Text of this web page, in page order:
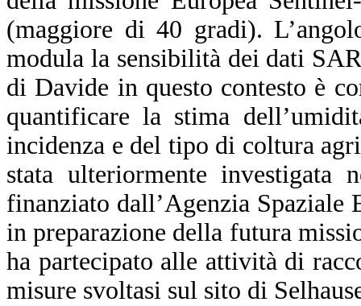
(maggiore di 40 gradi).
modula la sensibilità dei dati
di Davide in questo contesto è
quantificare la stima
incidenza e del tipo di coltura
stata ulteriormente investigata
finanziato dall’Agenzia Spaziale
in preparazione della futura
ha partecipato alle attività di
misure svoltasi sul sito di